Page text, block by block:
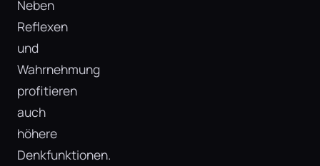
Neben
Reflexen
und
Wahrnehmung
profitieren
auch
höhere
Denkfunktionen.